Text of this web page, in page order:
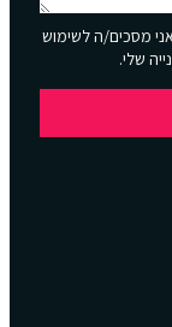
מסכים/ה לשימוש
שלי.